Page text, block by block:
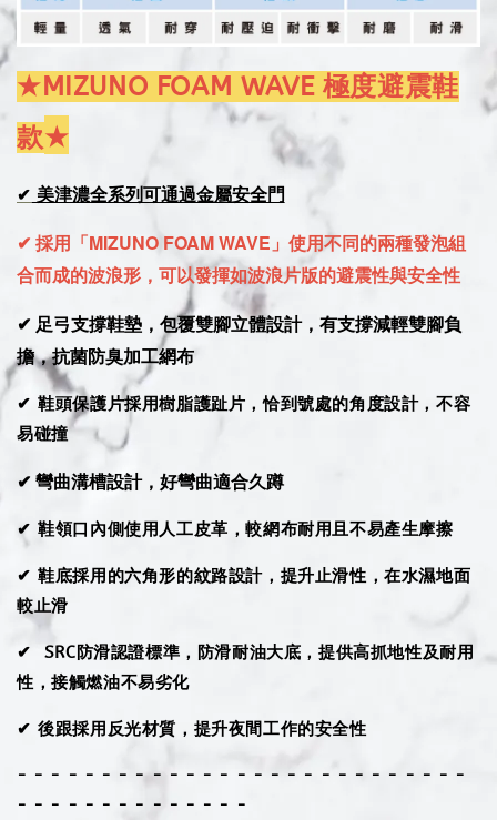
★MIZUNO FOAM WAVE 極度避震鞋
款★
✔ 美津濃全系列可通過金屬安全門
✔ 採用「MIZUNO FOAM WAVE」使用不同的兩種發泡組
合而成的波浪形，可以發揮如波浪片版的避震性與安全性
✔ 足弓支撐鞋墊， 包覆雙腳立體設計， 有支撐減輕雙腳負
擔，抗菌防臭加工網布
✔ 鞋頭保護片採用樹脂護趾片，恰到號處的角度設計，不容
易碰撞
✔ 彎曲溝槽設計，好彎曲適合久蹲
✔ 鞋領口內側使用人工皮革，較網布耐用且不易產生摩擦
✔ 鞋底採用的六角形的紋路設計，提升止滑性，在水濕地面
較止滑
✔ SRC防滑認證標準，防滑耐油大底，提供高抓地性及耐用
性，接觸燃油不易劣化
✔ 後跟採用反光材質，提升夜間工作的安全性
- - - - - - - - - - - - - - - - - - - - - - - - - - -
- - - - - - - - - - - - - -